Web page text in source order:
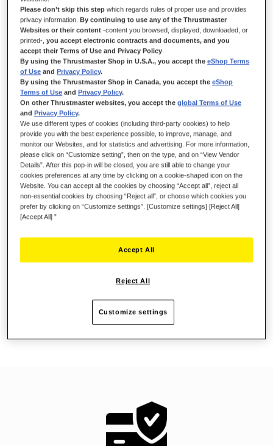
DISPONIBILE
Testa del pedale dell'acceleratore per T-LCM Pedals
15,99 €
AGGIUNGI AL CARRELLO
Lista dei desideri
Please don’t skip this step which regards rules of proper use and provides
privacy information.By continuing to use any of the Thrustmaster
Websites or their content -content you browsed, displayed, downloaded, or
printed-,you accept electronic contracts and documents, and you
accept their Terms of Use and Privacy Policy
By using the Thrustmaster Shop in U.S.A., you accept theeShop Terms
of Use andPrivacy Policy.
By using the Thrustmaster Shop in Canada, you accept theeShop
Terms of Use andPrivacy Policy.
On other Thrustmaster websites, you accept theglobal Terms of Use
andPrivacy Policy.
We use different types of cookies (including third-party cookies) to help
provide you with the best experience possible, to improve, manage, and
monitor our Websites, and for statistics and advertising. For more information,
please click on “Customize setting”, then on the type, and on “View Vendor
Details”. After this pop-in will be closed, you are still able to change your
cookies preferences at any time by clicking on a cookie-shaped icon on the
Website. You can accept all the cookies by choosing “Accept all”, reject all
non-essential cookies by choosing “Reject all”, or choose which cookies you
prefer by clicking on “Customize settings”. [Customize settings] [Reject All]
[Accept All] ”
Reject All
Accept All
Customize settings